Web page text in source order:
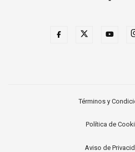
Términos y
Política de
Aviso de